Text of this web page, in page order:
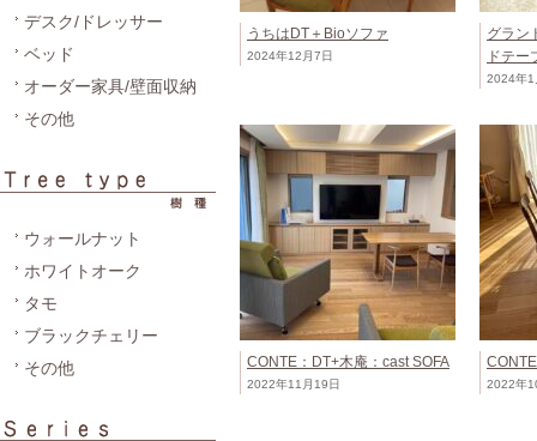
デスク/ドレッサー
ベッド
オーダー家具/壁面収納
その他
ウォールナット
ホワイトオーク
タモ
ブラックチェリー
その他
うちはDT＋Bioソファ
2024年12月7日
グラン
ドテー
2024年1
CONTE：DT+木庵：cast SOFA
2022年11月19日 2022年